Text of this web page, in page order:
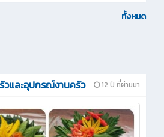
ทั้งหมด
12 ปี ที่ผ่านมา
วและอุปกรณ์งานครัว